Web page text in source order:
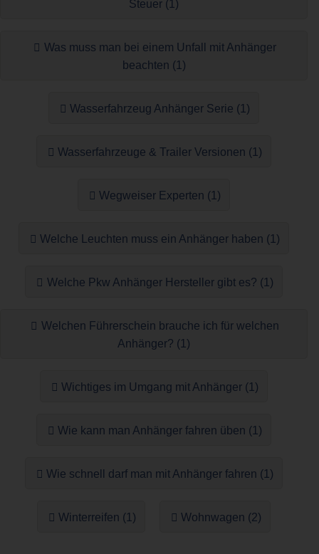
Steuer (1)
Was muss man bei einem Unfall mit Anhänger
beachten (1)
Wasserfahrzeug Anhänger Serie (1)
Wasserfahrzeuge & Trailer Versionen (1)
Wegweiser Experten (1)
Welche Leuchten muss ein Anhänger haben (1)
Welche Pkw Anhänger Hersteller gibt es? (1)
Welchen Führerschein brauche ich für welchen
Anhänger? (1)
Wichtiges im Umgang mit Anhänger (1)
Wie kann man Anhänger fahren üben (1)
Wie schnell darf man mit Anhänger fahren (1)
Winterreifen (1) Wohnwagen (2)